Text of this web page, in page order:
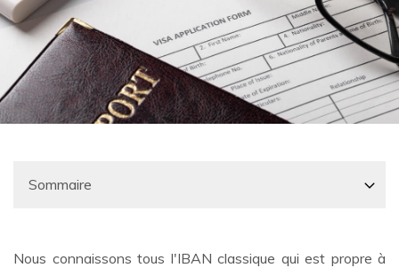
Nous connaissons tous l'IBAN classique qui est propre à